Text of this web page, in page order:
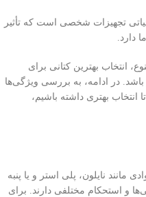
تجهیزات شخصی است که تأثیر
دارد.
انتخاب بهترین کتانی برای
در ادامه، به بررسی ویژگی‌ها
بهتری داشته باشیم،
مانند نایلون، پلی استر و یا پنبه
و استحکام مختلفی دارند. برای